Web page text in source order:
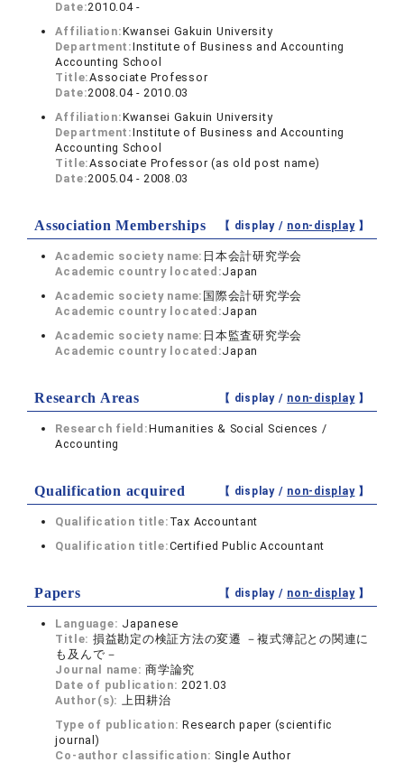
Date:2010.04 -
Affiliation:Kwansei Gakuin University
Department:Institute of Business and Accounting
Accounting School
Title:Associate Professor
Date:2008.04 - 2010.03
Affiliation:Kwansei Gakuin University
Department:Institute of Business and Accounting
Accounting School
Title:Associate Professor (as old post name)
Date:2005.04 - 2008.03
Association Memberships 【 display / non-display】
Academic society name: 日本会計研究学会
Academic country located:Japan
Academic society name: 国際会計研究学会
Academic country located:Japan
Academic society name: 日本監査研究学会
Academic country located:Japan
Research Areas 【 display / non-display】
Research field:Humanities & Social Sciences /
Accounting
Qualification acquired 【 display / non-display】
Qualification title: Tax Accountant
Qualification title:Certified Public Accountant
Papers 【 display / non-display】
Language: Japanese
Title: 損益勘定の検証方法の変遷 －複式簿記との関連に
も及んで－
Journal name:商学論究
Date of publication:2021.03
Author(s): 上田耕治
Type of publication:Research paper (scientific
journal)
Co-author classification: Single Author